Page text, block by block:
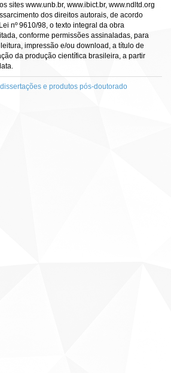
sites www.unb.br, www.ibict.br, www.ndltd.org
dos direitos autorais, de acordo
nº 9610/98, o texto integral da obra
conforme permissões assinaladas, para
impressão e/ou download, a título de
da produção científica brasileira, a partir
e produtos pós-doutorado